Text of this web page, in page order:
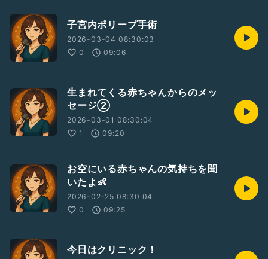
子宮内ポリープ手術
2026-03-04 08:30:03
0
09:06
生まれてくる赤ちゃんからのメッ
セージ②
2026-03-01 08:30:04
1
09:20
お空にいる赤ちゃんの気持ちを聞
いたよ👶
2026-02-25 08:30:04
0
09:25
今日はクリニック！